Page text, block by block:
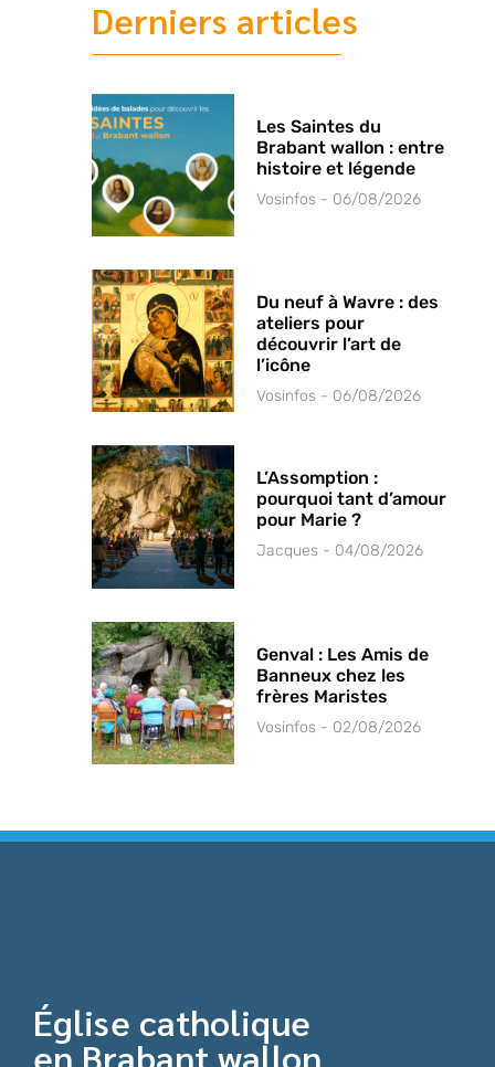
Derniers articles
Les Saintes du
Brabant wallon : entre
histoire et légende
Vosinfos 06/08/2026
Du neuf à Wavre : des
ateliers pour
découvrir l’art de
l’icône
Vosinfos 06/08/2026
L’Assomption :
pourquoi tant d’amour
pour Marie ?
Jacques 04/08/2026
Genval : Les Amis de
Banneux chez les
frères Maristes
Vosinfos 02/08/2026
Église catholique
en Brabant wallon